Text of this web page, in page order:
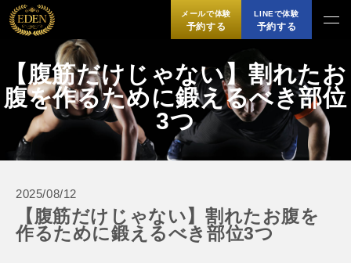
メールで体験
予約する
LINEで体験
予約する
【腹筋だけじゃない】割れたお
腹を作るために鍛えるべき部位
3つ
2025/08/12
【腹筋だけじゃない】割れたお腹を
作るために鍛えるべき部位3つ